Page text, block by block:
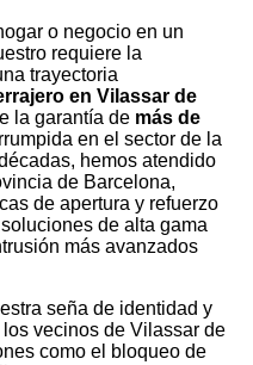
o negocio en un
requiere la
trayectoria
en Vilassar de
la garantía de más de
en el sector de la
hemos atendido
de Barcelona,
de apertura y refuerzo
de alta gama
más avanzados
seña de identidad y
vecinos de Vilassar de
como el bloqueo de